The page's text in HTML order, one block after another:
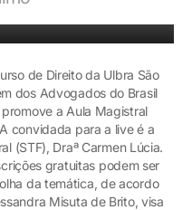
de Direito da Ulbra São
dos Advogados do Brasil
a Aula Magistral
convidada para a live é a
(STF), Draª Carmen Lúcia.
gratuitas podem ser
da temática, de acordo
Misuta de Brito, visa